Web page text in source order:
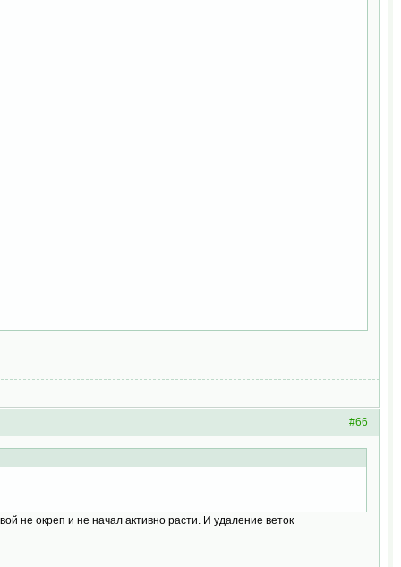
#66
не окреп и не начал активно расти. И удаление веток